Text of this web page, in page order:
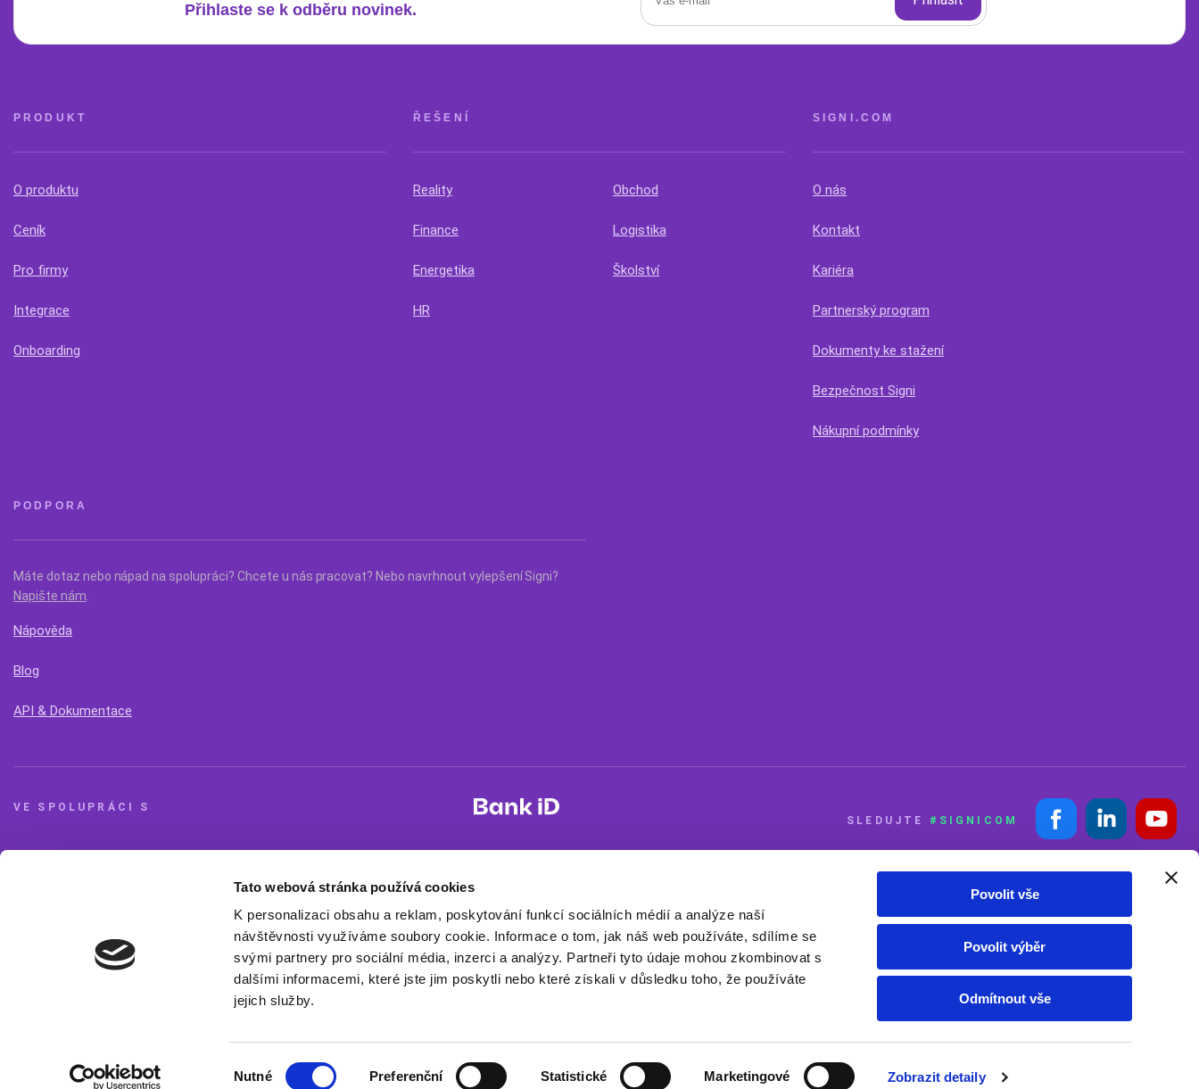
Tato webová stránka používá cookies
K personalizaci obsahu a reklam, poskytování funkcí sociálních médií a analýze naší
návštěvnosti využíváme soubory cookie. Informace o tom, jak náš web používáte, sdílíme se
svými partnery pro sociální média, inzerci a analýzy. Partneři tyto údaje mohou zkombinovat s
dalšími informacemi, které jste jim poskytli nebo které získali v důsledku toho, že používáte
jejich služby.
Nutné Preferenční Statistické Marketingové Zobrazit detaily
Povolit vše
Povolit výběr
Odmítnout vše
Přihlaste se k odběru novinek.
PRODUKT
O produktu
Ceník
Pro firmy
Integrace
Onboarding
ŘEŠENÍ
Reality
Finance
Energetika
HR
Obchod
Logistika
Školství
SIGNI.COM
O nás
Kontakt
Kariéra
Partnerský program
Dokumenty ke stažení
Bezpečnost Signi
Nákupní podmínky
PODPORA
Máte dotaz nebo nápad na spolupráci? Chcete u nás pracovat? Nebo navrhnout vylepšení Signi?
Napište nám
Nápověda
Blog
API & Dokumentace
VE SPOLUPRÁCI S
SLEDUJTE
#SIGNICOM
Obchodní oddělení:sales@signi.com
© 2026 Signi.com. All rights reserved. Zásady ochrany soukromí Obchodní podmínky